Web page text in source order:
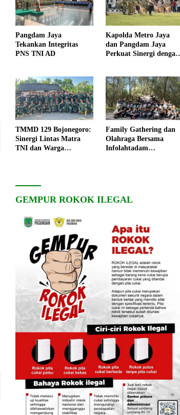
Pangdam Jaya
Tekankan Integritas
PNS TNI AD
Kapolda Metro Jaya
dan Pangdam Jaya
Perkuat Sinergi dengan
TMMD 129 Bojonegoro:
Sinergi Lintas Matra
TNI dan Warga
Family Gathering dan
Olahraga Bersama
Infolahtadam
GEMPUR ROKOK ILEGAL